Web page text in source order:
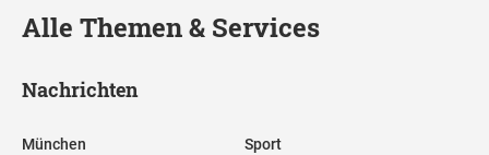
Alle Themen & Services
Nachrichten
München Sport